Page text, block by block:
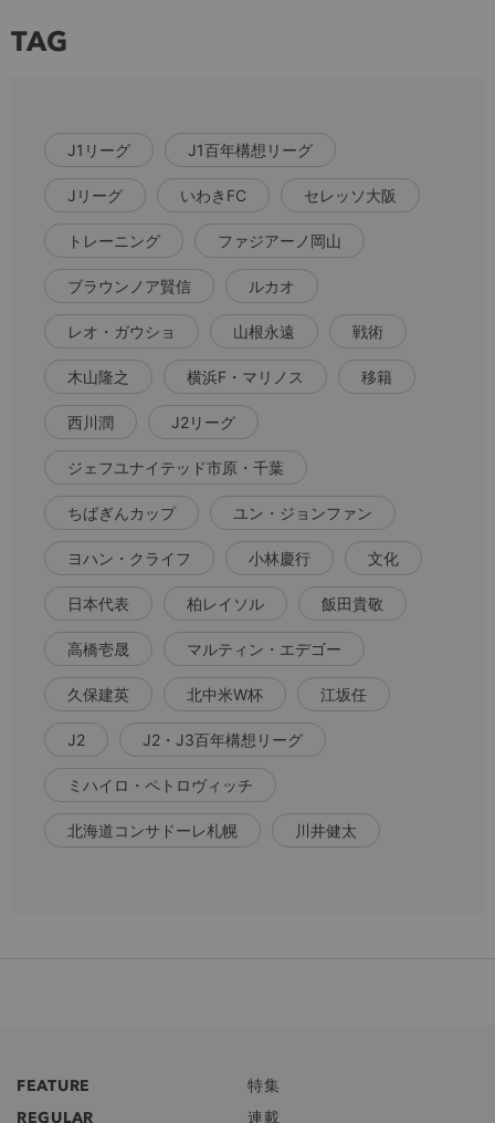
TAG
J1リーグ J1百年構想リーグ
Jリーグ いわきFC セレッソ大阪
トレーニング ファジアーノ岡山
ブラウンノア賢信 ルカオ
レオ・ガウショ 山根永遠 戦術
木山隆之 横浜F・マリノス 移籍
西川潤 J2リーグ
ジェフユナイテッド市原・千葉
ちばぎんカップ ユン・ジョンファン
ヨハン・クライフ 小林慶行 文化
日本代表 柏レイソル 飯田貴敬
高橋壱晟 マルティン・エデゴー
久保建英 北中米W杯 江坂任
J2 J2・J3百年構想リーグ
ミハイロ・ペトロヴィッチ
北海道コンサドーレ札幌 川井健太
FEATURE
特集
REGULAR
連載